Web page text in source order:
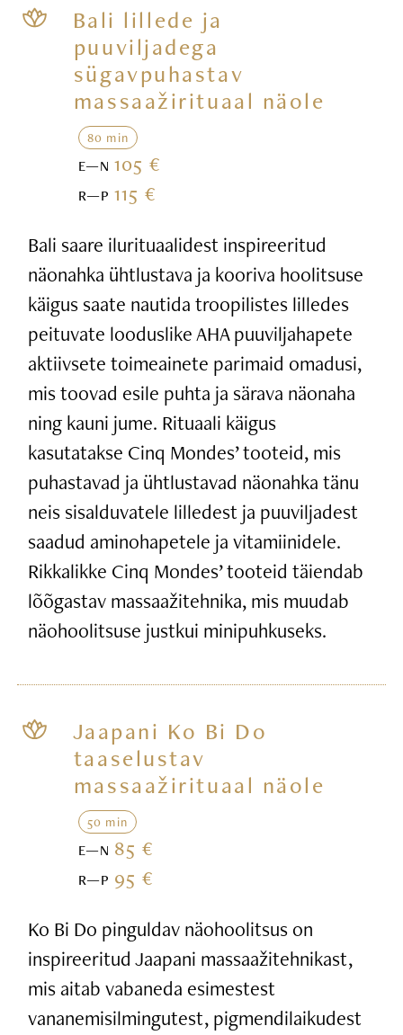
Bali lillede ja
puuviljadega
sügavpuhastav
massaažirituaal näole
80 min
E—N105 €
R—P115 €
Bali saare ilurituaalidest inspireeritud
näonahka ühtlustava ja kooriva hoolitsuse
käigus saate nautida troopilistes lilledes
peituvate looduslike AHA puuviljahapete
aktiivsete toimeainete parimaid omadusi,
mis toovad esile puhta ja särava näonaha
ning kauni jume. Rituaali käigus
kasutatakse Cinq Mondes’ tooteid, mis
puhastavad ja ühtlustavad näonahka tänu
neis sisalduvatele lilledest ja puuviljadest
saadud aminohapetele ja vitamiinidele.
Rikkalikke Cinq Mondes’ tooteid täiendab
lõõgastav massaažitehnika, mis muudab
näohoolitsuse justkui minipuhkuseks.
Jaapani Ko Bi Do
taaselustav
massaažirituaal näole
50 min
E—N 85 €
R—P 95 €
Ko Bi Do pinguldav näohoolitsus on
inspireeritud Jaapani massaažitehnikast,
mis aitab vabaneda esimestest
vananemisilmingutest, pigmendilaikudest